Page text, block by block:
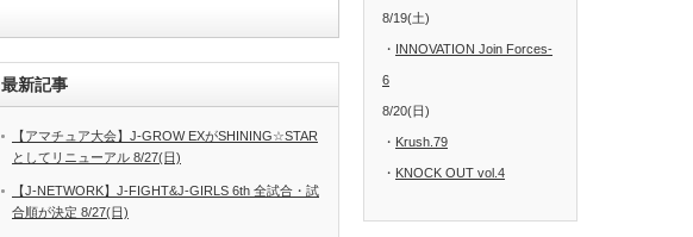
最新記事
【アマチュア大会】J-GROW EXがSHINING☆STAR
としてリニューアル 8/27(日)
【J-NETWORK】J-FIGHT&J-GIRLS 6th 全試合・試
合順が決定 8/27(日)
8/19(土)
・ INNOVATION Join Forces-
6
8/20(日)
・ Krush.79
・ KNOCK OUT vol.4